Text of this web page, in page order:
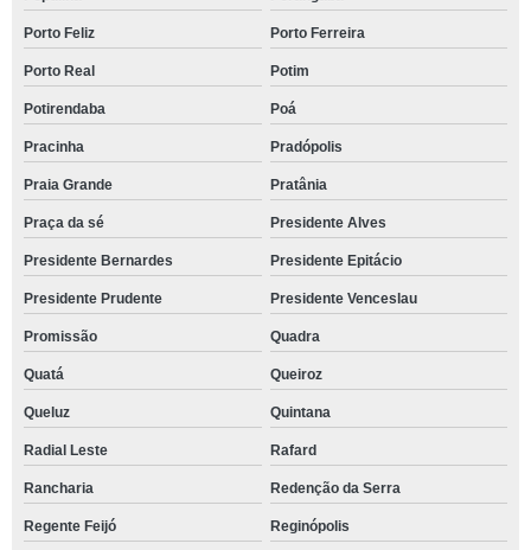
Porto Feliz Porto Ferreira
Porto Real Potim
Potirendaba Poá
Pracinha Pradópolis
Praia Grande Pratânia
Praça da sé Presidente Alves
Presidente Bernardes Presidente Epitácio
Presidente Prudente Presidente Venceslau
Promissão Quadra
Quatá Queiroz
Queluz Quintana
Radial Leste Rafard
Rancharia Redenção da Serra
Regente Feijó Reginópolis